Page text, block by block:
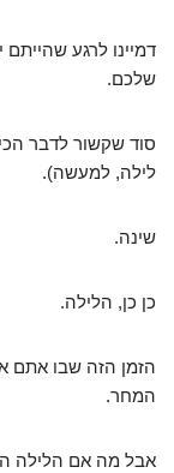
דמיינו לרגע שהייתם
שלכם.
סוד שקשור לדבר
לילה, למעשה).
שינה.
כן כן, הלילה.
הזמן הזה שבו אתם
המחר.
אבל מה אם הלילה